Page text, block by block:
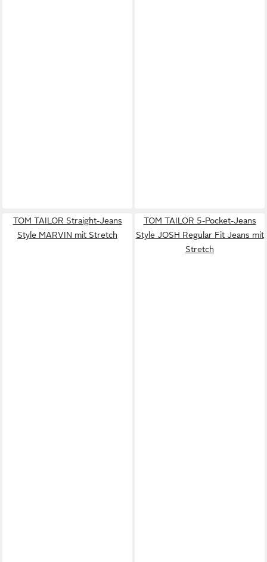
TOM TAILOR Straight-Jeans
Style MARVIN mit Stretch
TOM TAILOR 5-Pocket-Jeans
Style JOSH Regular Fit Jeans mit
Stretch